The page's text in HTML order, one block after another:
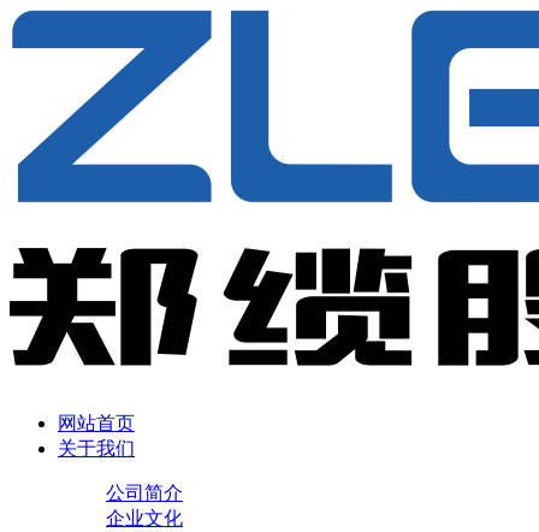
网站首页
关于我们
公司简介
企业文化